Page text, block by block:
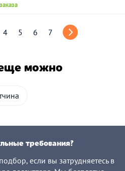
4 5 6 7
можно
требования?
если вы затрудняетесь в